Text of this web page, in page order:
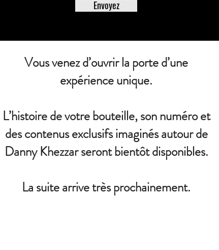
Envoyez
Vous venez d’ouvrir la porte d’une
expérience unique.
L’histoire de votre bouteille, son numéro et
des contenus exclusifs imaginés autour de
Danny Khezzar seront bientôt disponibles.
La suite arrive très prochainement.